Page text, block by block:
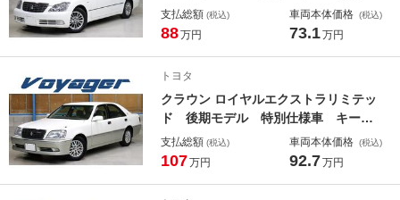
様車 ダッシュボード新品対策品交換
済み スマートキー クルーズコント
６インチホイール ＥＴＣ
支払総額 (税込)
88万円
車両本体価格 (税込)
73.1万円
トヨタ
クラウン ロイヤルエクストラリミテッ
ド 後期モデル 特別仕様車 キーレ
ス パワーシート 純正１５インチホ
イール ＥＴＣ
支払総額 (税込)
107万円
車両本体価格 (税込)
92.7万円